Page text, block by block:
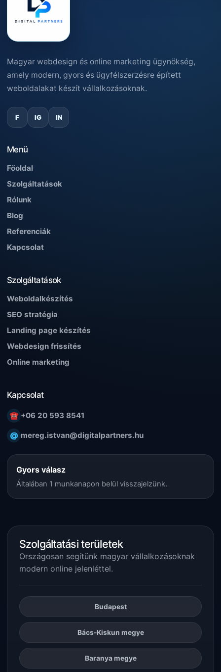
Magyar webdesign és online marketing ügynökség,
amely modern, gyors és ügyfélszerzésre épített
weboldalakat készít vállalkozásoknak.
F IG IN
Menü
Főoldal
Szolgáltatások
Rólunk
Blog
Referenciák
Kapcsolat
Szolgáltatások
Weboldalkészítés
SEO stratégia
Landing page készítés
Webdesign frissítés
Online marketing
Kapcsolat
☎ +06 20 593 8541
@ mereg.istvan@digitalpartners.hu
Gyors válasz
Általában 1 munkanapon belül visszajelzünk.
Szolgáltatási területek
Országosan segítünk magyar vállalkozásoknak
modern online jelenléttel.
Budapest
Bács-Kiskun megye
Baranya megye